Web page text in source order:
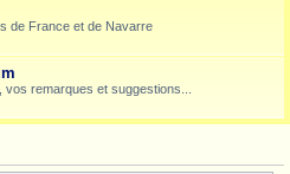
de France et de Navarre
remarques et suggestions...